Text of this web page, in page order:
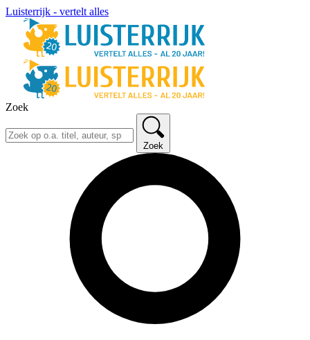
Luisterrijk - vertelt alles
Zoek
Zoek